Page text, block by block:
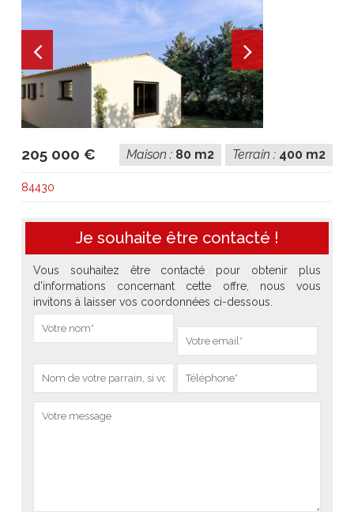
205 000 € Terrain : 400 m2
Maison : 80 m2
84430
Je souhaite être contacté !
Vous souhaitez être contacté pour obtenir plus
d'informations concernant cette offre, nous vous
invitons à laisser vos coordonnées ci-dessous.